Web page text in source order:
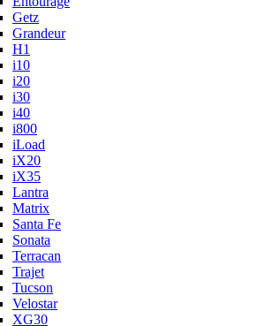
Getz
Grandeur
H1
i10
i20
i30
i40
i800
iLoad
iX20
iX35
Lantra
Matrix
Santa Fe
Sonata
Terracan
Trajet
Tucson
Velostar
XG30